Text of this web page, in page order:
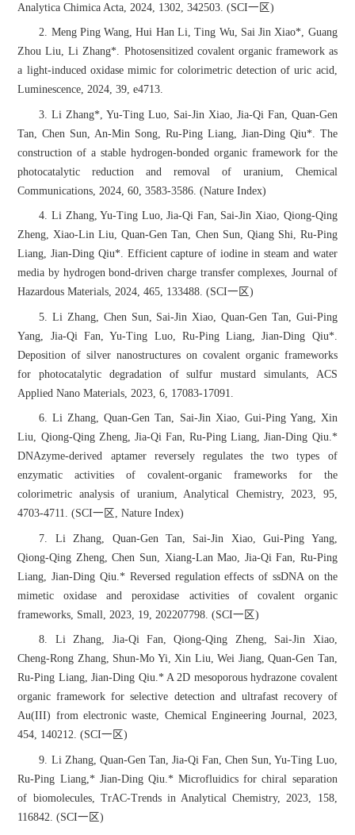
Analytica Chimica Acta, 2024, 1302, 342503. (SCI一区)
2. Meng Ping Wang, Hui Han Li, Ting Wu, Sai Jin Xiao*, Guang
Zhou Liu, Li Zhang*. Photosensitized covalent organic framework as
a light-induced oxidase mimic for colorimetric detection of uric acid,
Luminescence, 2024, 39, e4713.
3. Li Zhang*, Yu-Ting Luo, Sai-Jin Xiao, Jia-Qi Fan, Quan-Gen
Tan, Chen Sun, An-Min Song, Ru-Ping Liang, Jian-Ding Qiu*. The
construction of a stable hydrogen-bonded organic framework for the
photocatalytic reduction and removal of uranium, Chemical
Communications, 2024, 60, 3583-3586. (Nature Index)
4. Li Zhang, Yu-Ting Luo, Jia-Qi Fan, Sai-Jin Xiao, Qiong-Qing
Zheng, Xiao-Lin Liu, Quan-Gen Tan, Chen Sun, Qiang Shi, Ru-Ping
Liang, Jian-Ding Qiu*. Efficient capture of iodine in steam and water
media by hydrogen bond-driven charge transfer complexes, Journal of
Hazardous Materials, 2024, 465, 133488. (SCI一区)
5. Li Zhang, Chen Sun, Sai-Jin Xiao, Quan-Gen Tan, Gui-Ping
Yang, Jia-Qi Fan, Yu-Ting Luo, Ru-Ping Liang, Jian-Ding Qiu*.
Deposition of silver nanostructures on covalent organic frameworks
for photocatalytic degradation of sulfur mustard simulants, ACS
Applied Nano Materials, 2023, 6, 17083-17091.
6. Li Zhang, Quan-Gen Tan, Sai-Jin Xiao, Gui-Ping Yang, Xin
Liu, Qiong-Qing Zheng, Jia-Qi Fan, Ru-Ping Liang, Jian-Ding Qiu.*
DNAzyme-derived aptamer reversely regulates the two types of
enzymatic activities of covalent-organic frameworks for the
colorimetric analysis of uranium, Analytical Chemistry, 2023, 95,
4703-4711. (SCI一区, Nature Index)
7. Li Zhang, Quan-Gen Tan, Sai-Jin Xiao, Gui-Ping Yang,
Qiong-Qing Zheng, Chen Sun, Xiang-Lan Mao, Jia-Qi Fan, Ru-Ping
Liang, Jian-Ding Qiu.* Reversed regulation effects of ssDNA on the
mimetic oxidase and peroxidase activities of covalent organic
frameworks, Small, 2023, 19, 202207798. (SCI一区)
8. Li Zhang, Jia-Qi Fan, Qiong-Qing Zheng, Sai-Jin Xiao,
Cheng-Rong Zhang, Shun-Mo Yi, Xin Liu, Wei Jiang, Quan-Gen Tan,
Ru-Ping Liang, Jian-Ding Qiu.* A 2D mesoporous hydrazone covalent
organic framework for selective detection and ultrafast recovery of
Au(III) from electronic waste, Chemical Engineering Journal, 2023,
454, 140212. (SCI一区)
9. Li Zhang, Quan-Gen Tan, Jia-Qi Fan, Chen Sun, Yu-Ting Luo,
Ru-Ping Liang,* Jian-Ding Qiu.* Microfluidics for chiral separation
of biomolecules, TrAC-Trends in Analytical Chemistry, 2023, 158,
116842. (SCI一区)